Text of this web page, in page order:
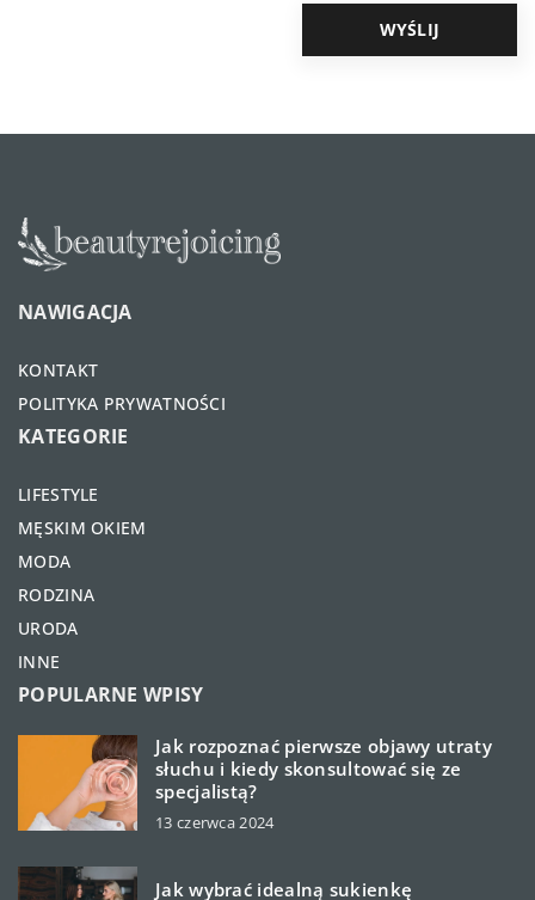
NAWIGACJA
KONTAKT
POLITYKA PRYWATNOŚCI
KATEGORIE
LIFESTYLE
MĘSKIM OKIEM
MODA
RODZINA
URODA
INNE
POPULARNE WPISY
Jak rozpoznać pierwsze objawy utraty
słuchu i kiedy skonsultować się ze
specjalistą?
13 czerwca 2024
Jak wybrać idealną sukienkę